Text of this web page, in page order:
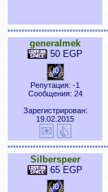
generalmek
50 EGP
Репутация: -1
Сообщения: 24
Зарегистрирован:
19.02.2015
Silberspeer
65 EGP